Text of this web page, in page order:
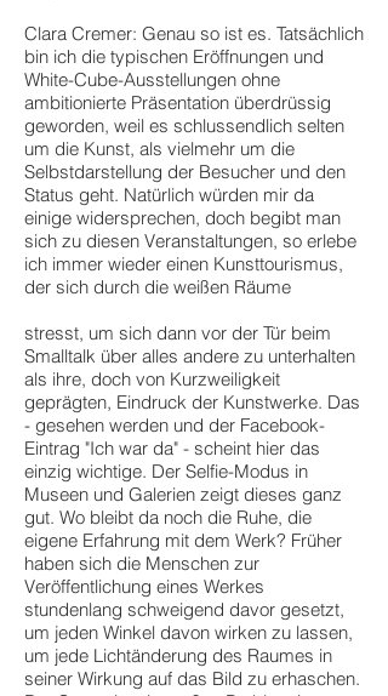
Clara Cremer: Genau so ist es. Tatsächlich
bin ich die typischen Eröffnungen und
White-Cube-Ausstellungen ohne
ambitionierte Präsentation überdrüssig
geworden, weil es schlussendlich selten
um die Kunst, als vielmehr um die
Selbstdarstellung der Besucher und den
Status geht. Natürlich würden mir da
einige widersprechen, doch begibt man
sich zu diesen Veranstaltungen, so erlebe
ich immer wieder einen Kunsttourismus,
der sich durch die weißen Räume
stresst, um sich dann vor der Tür beim
Smalltalk über alles andere zu unterhalten
als ihre, doch von Kurzweiligkeit
geprägten, Eindruck der Kunstwerke. Das
- gesehen werden und der Facebook-
Eintrag "Ich war da" - scheint hier das
einzig wichtige. Der Selfie-Modus in
Museen und Galerien zeigt dieses ganz
gut. Wo bleibt da noch die Ruhe, die
eigene Erfahrung mit dem Werk? Früher
haben sich die Menschen zur
Veröffentlichung eines Werkes
stundenlang schweigend davor gesetzt,
um jeden Winkel davon wirken zu lassen,
um jede Lichtänderung des Raumes in
seiner Wirkung auf das Bild zu erhaschen.